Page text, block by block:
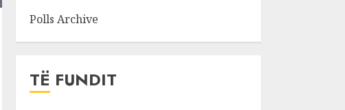
Polls Archive
TË FUNDIT